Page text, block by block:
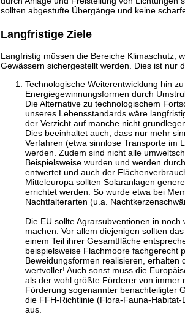
sollten abgestufte Übergänge und keine
Langfristige Ziele
Langfristig müssen die Bereiche Klimaschutz,
Gewässern sichergestellt werden. Dies ist nur
Technologische Weiterentwicklung hin
Energiegewinnungsformen durch
Die Alternative zu technologischem
unseres Lebensstandards wäre
der Verzicht auf manche nicht
Dies beeinhaltet auch, dass nur mehr
Verfahren (etwa sinnlose Transporte im
werden. Zudem sind nicht alle
Beispielsweise wurden und werden
entwertet und auch der
Mitteleuropa sollten Solaranlagen
errichtet werden. So wurde etwa bei
Nachtfalterarten (u.a.
Die EU sollte Agrarsubventionen in
machen. Vor allem diejenigen sollten
einem Teil ihrer Gesamtfläche
beispielsweise Flachmoore fachgerecht
Beweidungsformen realisieren, erhalten
wertvoller! Auch sonst muss die
als der wohl größte Förderer von immer
Förderung sogenannter benachteiligter
die FFH-Richtlinie (Flora-Fauna-
aus.